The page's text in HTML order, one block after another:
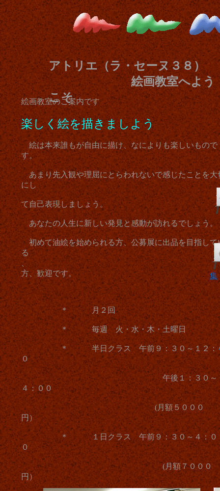
アトリエ（ラ・セーヌ３８）
絵画教室へよう
こそ
絵画教室のご案内です
楽しく絵を描きましよう
絵は本来誰もが自由に描け、なによりも楽しいもので
す。
あまり先入観や理屈にとらわれないで感じたことを大
にし
て自己表現しましょう。
あなたの人生に新しい発見と感動が訪れるでしょう。
初めて油絵を始められる方、公募展に出品を目指して
る
、
方、歓迎です。
＊ 月２回
＊ 毎週 火・水・木・土曜日
＊ 半日クラス 午前９：３０～１２：
０
午後１：３０～
４：００
(月額５０００
円）
＊ １日クラス 午前９：３０～４：０
０
(月額７０００
円）
集